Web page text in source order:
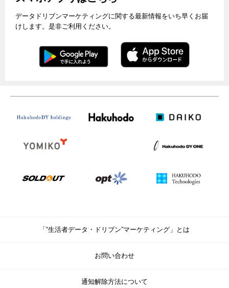
データドリブンマーケティングに関する最新情報をいち早くお届
けします。是非ご利用ください。
「“生活者データ・ドリブン”マーケティング」とは
お問い合わせ
通知解除方法について